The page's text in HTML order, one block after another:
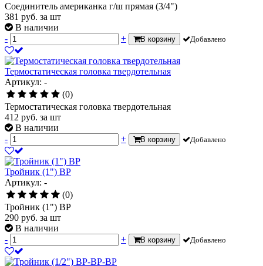
Соединитель американка г/ш прямая (3/4")
381 руб. за шт
В наличии
-
+ В корзину Добавлено
Термостатическая головка твердотельная
Артикул: -
(0)
Термостатическая головка твердотельная
412 руб. за шт
В наличии
-
+ В корзину Добавлено
Тройник (1") ВР
Артикул: -
(0)
Тройник (1") ВР
290 руб. за шт
В наличии
-
+ В корзину Добавлено